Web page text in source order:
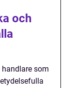
och
som